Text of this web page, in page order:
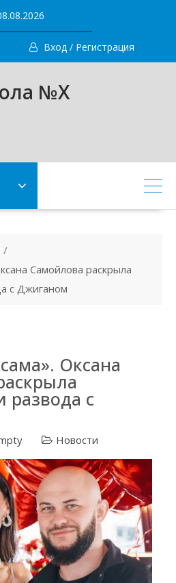
Вход / Регистрация
№X
Самойлова раскрыла
с Джиганом
Оксана
развода с
Новости